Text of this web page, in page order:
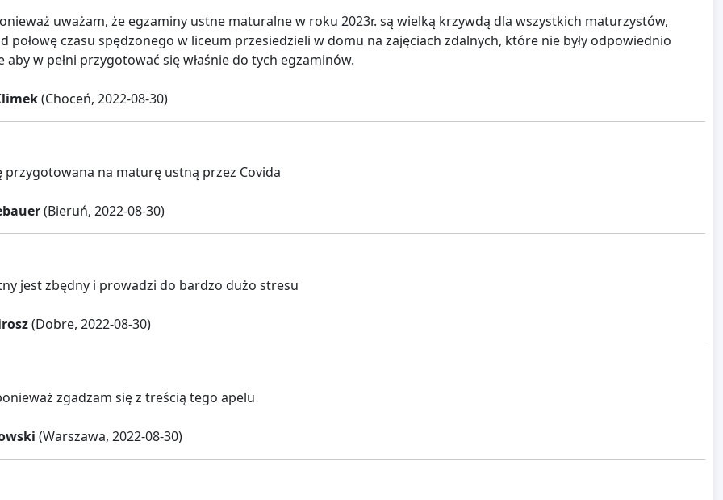
uważam, że egzaminy ustne maturalne w roku 2023r. są wielką krzywdą dla wszystkich maturzystów,
połowę czasu spędzonego w liceum przesiedzieli w domu na zajęciach zdalnych, które nie były odpowiednio
aby w pełni przygotować się właśnie do tych egzaminów.
(Choceń, 2022-08-30)
przygotowana na maturę ustną przez Covida
(Bieruń, 2022-08-30)
jest zbędny i prowadzi do bardzo dużo stresu
(Dobre, 2022-08-30)
zgadzam się z treścią tego apelu
(Warszawa, 2022-08-30)